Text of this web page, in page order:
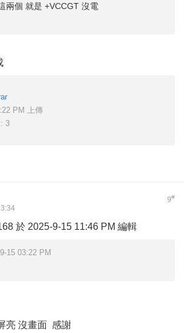
兩個 就是 +VCCGT 沒電
PM 上傳
3
9#
於 2025-9-15 11:46 PM 編輯
15 03:22 PM
亮 沒畫面 感謝